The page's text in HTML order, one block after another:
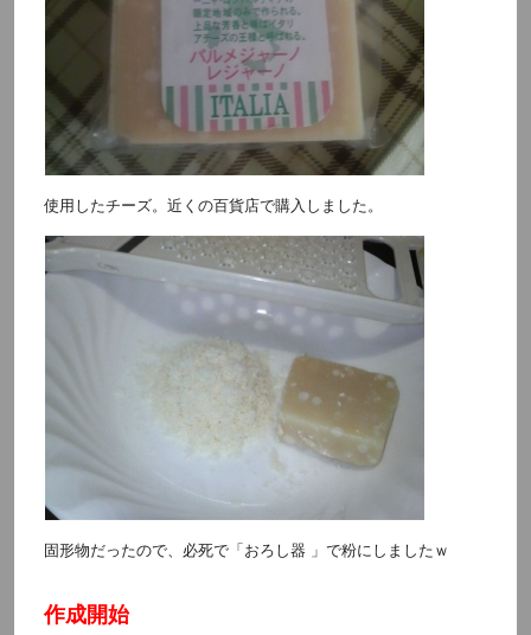
使用したチーズ。近くの百貨店で購入しました。
固形物だったので、必死で「おろし器 」で粉にしましたｗ
作成開始